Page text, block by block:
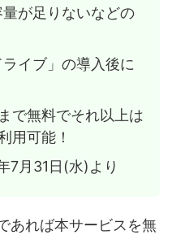
が足りないなどの
ライブ」の導入後に
で無料でそれ以上は
用可能！
7月31日(水)より
あれば本サービスを無